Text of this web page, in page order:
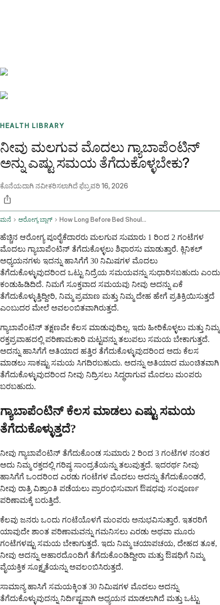
HEALTH LIBRARY
ನೀವು ಮಲಗುವ ಮೊದಲು ಗ್ಯಾಬಾಪೆಂಟಿನ್
ಅನ್ನು ಎಷ್ಟು ಸಮಯ ತೆಗೆದುಕೊಳ್ಳಬೇಕು?
ಕೊನೆಯದಾಗಿ ನವೀಕರಿಸಲಾಗಿದೆಫೆಬ್ರವರಿ 16, 2026
ಮನೆ ಆರೋಗ್ಯ ಬ್ಲಾಗ್ How Long Before Bed Should I Take Gabapentin
ಹೆಚ್ಚಿನ ಆರೋಗ್ಯ ಪೂರೈಕೆದಾರರು ಮಲಗುವ ಸುಮಾರು 1 ರಿಂದ 2 ಗಂಟೆಗಳ
ಮೊದಲು ಗ್ಯಾಬಾಪೆಂಟಿನ್ ತೆಗೆದುಕೊಳ್ಳಲು ಶಿಫಾರಸು ಮಾಡುತ್ತಾರೆ. ಕ್ಲಿನಿಕಲ್
ಅಧ್ಯಯನಗಳು ಇದನ್ನು ಹಾಸಿಗೆಗೆ 30 ನಿಮಿಷಗಳ ಮೊದಲು
ತೆಗೆದುಕೊಳ್ಳುವುದರಿಂದ ಒಟ್ಟು ನಿದ್ರೆಯ ಸಮಯವನ್ನು ಸುಧಾರಿಸಬಹುದು ಎಂದು
ಕಂಡುಹಿಡಿದಿದೆ. ನಿಮಗೆ ಸೂಕ್ತವಾದ ಸಮಯವು ನೀವು ಅದನ್ನು ಏಕೆ
ತೆಗೆದುಕೊಳ್ಳುತ್ತಿದ್ದೀರಿ, ನಿಮ್ಮ ಪ್ರಮಾಣ ಮತ್ತು ನಿಮ್ಮ ದೇಹ ಹೇಗೆ ಪ್ರತಿಕ್ರಿಯಿಸುತ್ತದೆ
ಎಂಬುದರ ಮೇಲೆ ಅವಲಂಬಿತವಾಗಿರುತ್ತದೆ.
ಗ್ಯಾಬಾಪೆಂಟಿನ್ ತಕ್ಷಣವೇ ಕೆಲಸ ಮಾಡುವುದಿಲ್ಲ. ಇದು ಹೀರಿಕೊಳ್ಳಲು ಮತ್ತು ನಿಮ್ಮ
ರಕ್ತಪ್ರವಾಹದಲ್ಲಿ ಪರಿಣಾಮಕಾರಿ ಮಟ್ಟವನ್ನು ತಲುಪಲು ಸಮಯ ಬೇಕಾಗುತ್ತದೆ.
ಅದನ್ನು ಹಾಸಿಗೆಗೆ ಅತಿಯಾದ ಹತ್ತಿರ ತೆಗೆದುಕೊಳ್ಳುವುದರಿಂದ ಅದು ಕೆಲಸ
ಮಾಡಲು ಸಾಕಷ್ಟು ಸಮಯ ಸಿಗದಿರಬಹುದು. ಅದನ್ನು ಅತಿಯಾದ ಮುಂಚಿತವಾಗಿ
ತೆಗೆದುಕೊಳ್ಳುವುದರಿಂದ ನೀವು ನಿದ್ರಿಸಲು ಸಿದ್ಧರಾಗುವ ಮೊದಲು ಮಂಪರು
ಬರಬಹುದು.
ಗ್ಯಾಬಾಪೆಂಟಿನ್ ಕೆಲಸ ಮಾಡಲು ಎಷ್ಟು ಸಮಯ
ತೆಗೆದುಕೊಳ್ಳುತ್ತದೆ?
ನೀವು ಗ್ಯಾಬಾಪೆಂಟಿನ್ ತೆಗೆದುಕೊಂಡ ಸುಮಾರು 2 ರಿಂದ 3 ಗಂಟೆಗಳ ನಂತರ
ಅದು ನಿಮ್ಮ ರಕ್ತದಲ್ಲಿ ಗರಿಷ್ಠ ಸಾಂದ್ರತೆಯನ್ನು ತಲುಪುತ್ತದೆ. ಇದರರ್ಥ ನೀವು
ಹಾಸಿಗೆಗೆ ಒಂದರಿಂದ ಎರಡು ಗಂಟೆಗಳ ಮೊದಲು ಅದನ್ನು ತೆಗೆದುಕೊಂಡರೆ,
ನೀವು ರಾತ್ರಿ ವಿಶ್ರಾಂತಿ ಪಡೆಯಲು ಪ್ರಾರಂಭಿಸುವಾಗ ಔಷಧವು ಸಂಪೂರ್ಣ
ಪರಿಣಾಮಕ್ಕೆ ಬರುತ್ತಿದೆ.
ಕೆಲವು ಜನರು ಒಂದು ಗಂಟೆಯೊಳಗೆ ಮಂಪರು ಅನುಭವಿಸುತ್ತಾರೆ. ಇತರರಿಗೆ
ಯಾವುದೇ ಶಾಂತ ಪರಿಣಾಮವನ್ನು ಗಮನಿಸಲು ಎರಡು ಅಥವಾ ಮೂರು
ಗಂಟೆಗಳಷ್ಟು ಸಮಯ ಬೇಕಾಗುತ್ತದೆ. ಇದು ನಿಮ್ಮ ಚಯಾಪಚಯ, ದೇಹದ ತೂಕ,
ನೀವು ಅದನ್ನು ಆಹಾರದೊಂದಿಗೆ ತೆಗೆದುಕೊಂಡಿದ್ದೀರಾ ಮತ್ತು ಔಷಧಿಗೆ ನಿಮ್ಮ
ವೈಯಕ್ತಿಕ ಸೂಕ್ಷ್ಮತೆಯನ್ನು ಅವಲಂಬಿಸಿರುತ್ತದೆ.
ಸಾಮಾನ್ಯ ಹಾಸಿಗೆ ಸಮಯಕ್ಕಿಂತ 30 ನಿಮಿಷಗಳ ಮೊದಲು ಅದನ್ನು
ತೆಗೆದುಕೊಳ್ಳುವುದನ್ನು ನಿರ್ದಿಷ್ಟವಾಗಿ ಅಧ್ಯಯನ ಮಾಡಲಾಗಿದೆ ಮತ್ತು ಒಟ್ಟು